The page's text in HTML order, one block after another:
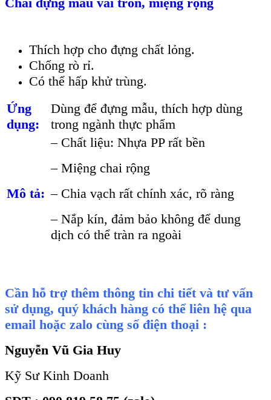
Thích hợp cho đựng chất lỏng.
Chống rò rỉ.
Có thể hấp khử trùng.
Ứng
dụng:
Dùng để đựng mẫu, thích hợp dùng
trong ngành thực phẩm
Mô tả:
– Chất liệu: Nhựa PP rất bền
– Miệng chai rộng
– Chia vạch rất chính xác, rõ ràng
– Nắp kín, đảm bảo không để dung
dịch có thể tràn ra ngoài
Cần hỗ trợ thêm thông tin chi tiết và tư vấn
sử dụng, quý khách hàng có thể liên hệ qua
email hoặc zalo cùng số điện thoại :
Nguyễn Vũ Gia Huy
Kỹ Sư Kinh Doanh